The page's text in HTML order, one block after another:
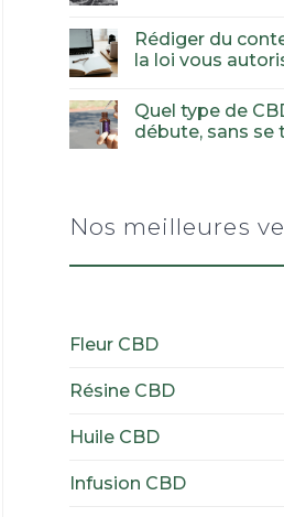
Rédiger du
la loi vous
Quel type de
débute, sans se
Nos meilleures
Fleur CBD
Résine CBD
Huile CBD
Infusion CBD